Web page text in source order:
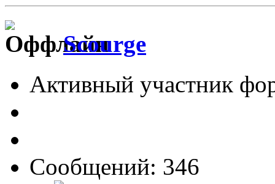
Scourge
Активный участник
Сообщений: 346